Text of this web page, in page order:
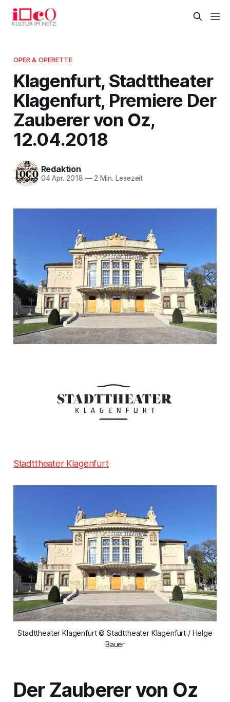
OPER & OPERETTE
Klagenfurt, Stadttheater
Klagenfurt, Premiere Der
Zauberer von Oz,
12.04.2018
Redaktion
04 Apr. 2018 —2 Min. Lesezeit
Stadttheater Klagenfurt
Stadttheater Klagenfurt © Stadttheater Klagenfurt / Helge
Bauer
Der Zauberer von Oz